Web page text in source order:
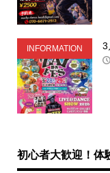
INFORMATION 3
初心者大歓迎！体